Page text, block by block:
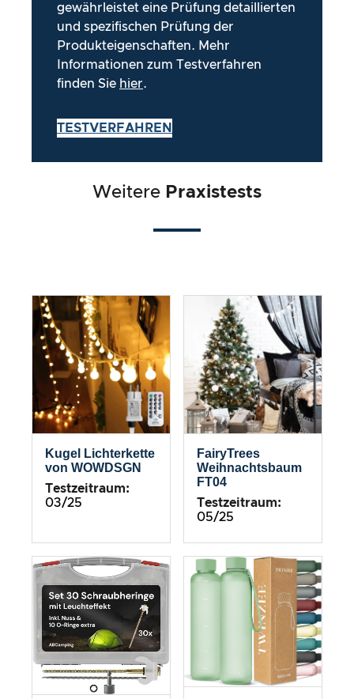
gewährleistet eine Prüfung detaillierten
und spezifischen Prüfung der
Produkteigenschaften. Mehr
Informationen zum Testverfahren
finden Sie hier.
TESTVERFAHREN
Weitere Praxistests
Kugel Lichterkette
von WOWDSGN
Testzeitraum:
03/25
FairyTrees
Weihnachtsbaum
FT04
Testzeitraum:
05/25